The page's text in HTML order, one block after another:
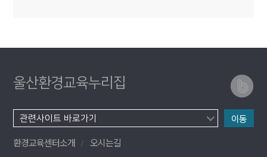
울산환경교육누리집
이동
환경교육센터소개
오시는길